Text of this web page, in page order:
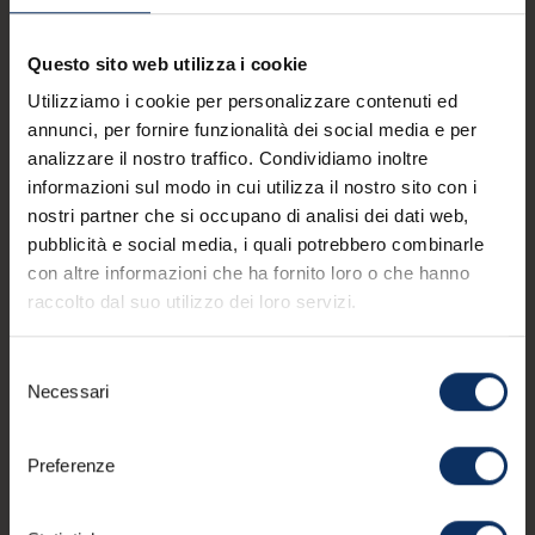
Questo sito web utilizza i cookie
Utilizziamo i cookie per personalizzare contenuti ed
annunci, per fornire funzionalità dei social media e per
analizzare il nostro traffico. Condividiamo inoltre
informazioni sul modo in cui utilizza il nostro sito con i
nostri partner che si occupano di analisi dei dati web,
pubblicità e social media, i quali potrebbero combinarle
con altre informazioni che ha fornito loro o che hanno
raccolto dal suo utilizzo dei loro servizi.
delNecessari
Preferenze
Puoi annullare l'iscrizione a queste comunicazioni
in qualsiasi momento. Leggi la nostrainformativa
sulla privacy.
Contatti
mail info@livigno.eu
call+39 0342 977 800
MYLIVIGNOPASS: un'app per te
vivere la tua vacanza a 360°.